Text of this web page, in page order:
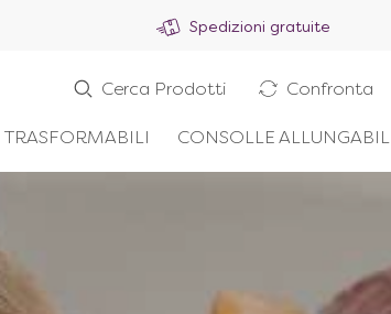
Spedizioni gratuite
TRASFORMABILI CONSOLLE ALLUNGABILI
Cerca Prodotti Confronta